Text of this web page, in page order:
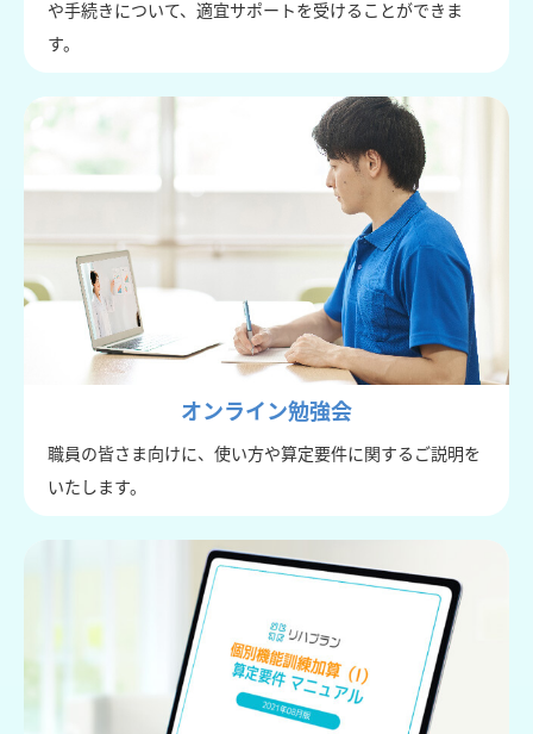
や手続きについて、適宜サポートを受けることができま
す。
オンライン勉強会
職員の皆さま向けに、使い方や算定要件に関するご説明を
いたします。